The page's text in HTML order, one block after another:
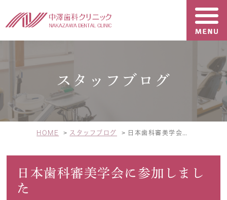
スタッフブログ
HOME スタッフブログ
日本歯科審美学会に参加しまし
た